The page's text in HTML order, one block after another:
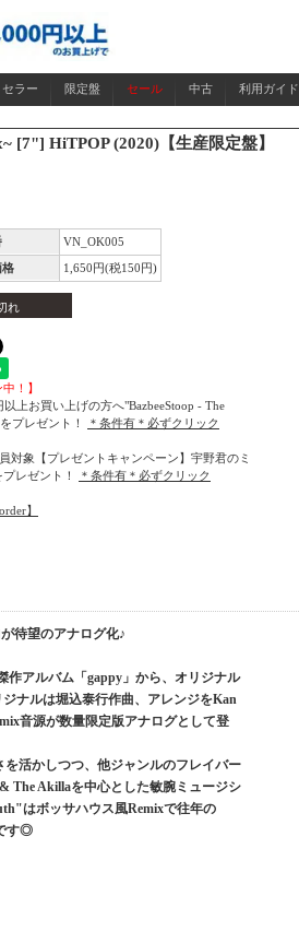
ラー 限定盤 セール 中古 利用ガイド
[7"] HiTPOP (2020)【生産限定盤】
VN_OK005
格
1,650円(税150円)
れ
！】
上お買い上げの方へ"BazbeeStoop - The
プレゼント！
＊条件有＊必ずクリック
象【プレゼントキャンペーン】宇野君のミ
レゼント！
＊条件有＊必ずクリック
】
待望のアナログ化♪
作アルバム「gappy」から、オリジナル
ナルは堀込泰行作曲、アレンジをKan
音源が数量限定版アナログとして登
活かしつつ、他ジャンルのフレイバー
The Akillaを中心とした敏腕ミュージシ
はボッサハウス風Remixで往年の
す◎